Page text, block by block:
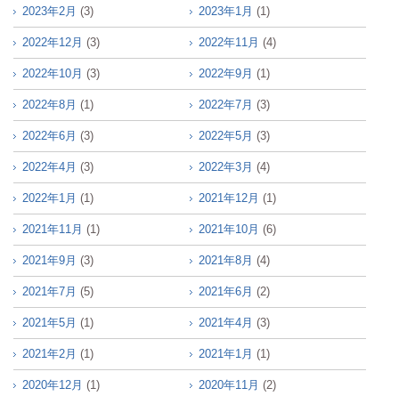
2023年2月 (3) 2023年1月 (1)
2022年12月 (3) 2022年11月 (4)
2022年10月 (3) 2022年9月 (1)
2022年8月 (1) 2022年7月 (3)
2022年6月 (3) 2022年5月 (3)
2022年4月 (3) 2022年3月 (4)
2022年1月 (1) 2021年12月 (1)
2021年11月 (1) 2021年10月 (6)
2021年9月 (3) 2021年8月 (4)
2021年7月 (5) 2021年6月 (2)
2021年5月 (1) 2021年4月 (3)
2021年2月 (1) 2021年1月 (1)
2020年12月 (1) 2020年11月 (2)